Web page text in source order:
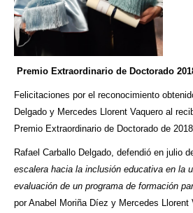
Premio Extraordinario de Doctorado
Felicitaciones por el reconocimiento
Delgado y Mercedes Llorent Vaquero al
Premio Extraordinario de Doctorado de
Rafael Carballo Delgado, defendió en julio
escalera hacia la inclusión educativa en la
evaluación de un programa de formación
por Anabel Moriña Díez y Mercedes Llorent